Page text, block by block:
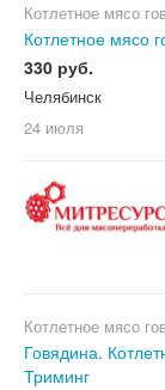
Котлетное мясо
Котлетное мясо
330 руб.
Челябинск
24 июля
Котлетное мясо
Говядина.
Триминг